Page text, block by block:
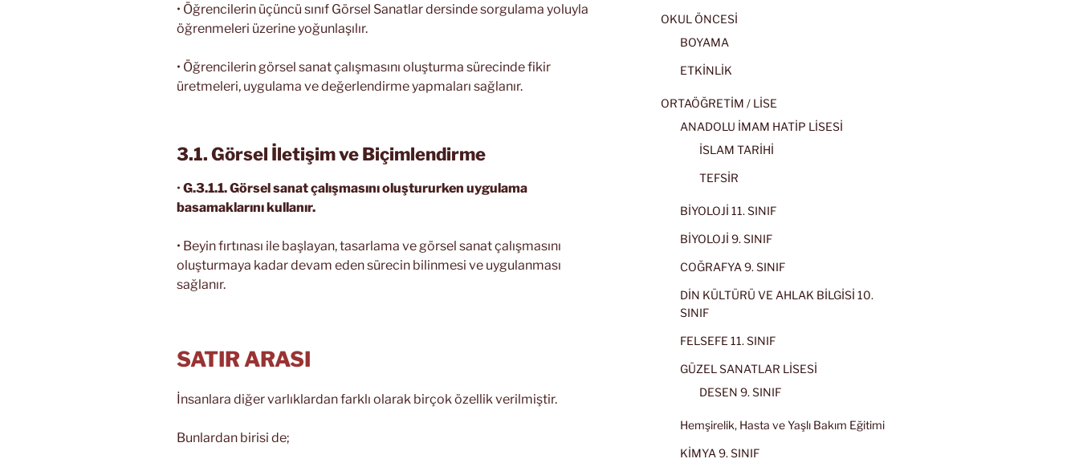
• Öğrencilerin üçüncü sınıf Görsel Sanatlar dersinde sorgulama yoluyla
öğrenmeleri üzerine yoğunlaşılır.
• Öğrencilerin görsel sanat çalışmasını oluşturma sürecinde fikir
üretmeleri, uygulama ve değerlendirme yapmaları sağlanır.
3.1. Görsel İletişim ve Biçimlendirme
• G.3.1.1. Görsel sanat çalışmasını oluştururken uygulama
basamaklarını kullanır.
• Beyin fırtınası ile başlayan, tasarlama ve görsel sanat çalışmasını
oluşturmaya kadar devam eden sürecin bilinmesi ve uygulanması
sağlanır.
SATIR ARASI
İnsanlara diğer varlıklardan farklı olarak birçok özellik verilmiştir.
Bunlardan birisi de;
OKUL ÖNCESİ
BOYAMA
ETKİNLİK
ORTAÖĞRETİM / LİSE
ANADOLU İMAM HATİP LİSESİ
İSLAM TARİHİ
TEFSİR
BİYOLOJİ 11. SINIF
BİYOLOJİ 9. SINIF
COĞRAFYA 9. SINIF
DİN KÜLTÜRÜ VE AHLAK BİLGİSİ 10.
SINIF
FELSEFE 11. SINIF
GÜZEL SANATLAR LİSESİ
DESEN 9. SINIF
Hemşirelik, Hasta ve Yaşlı Bakım Eğitimi
KİMYA 9. SINIF